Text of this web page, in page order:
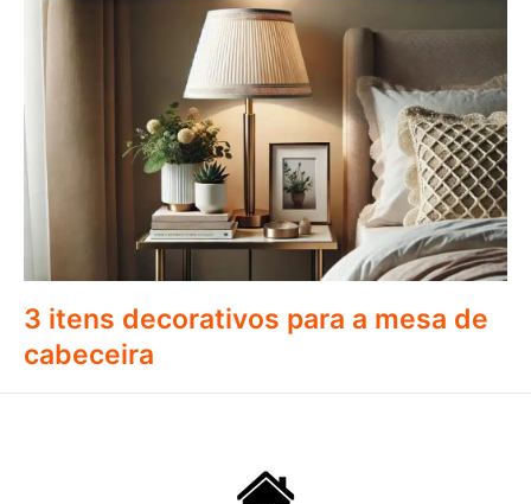
3 itens decorativos para a mesa de
cabeceira